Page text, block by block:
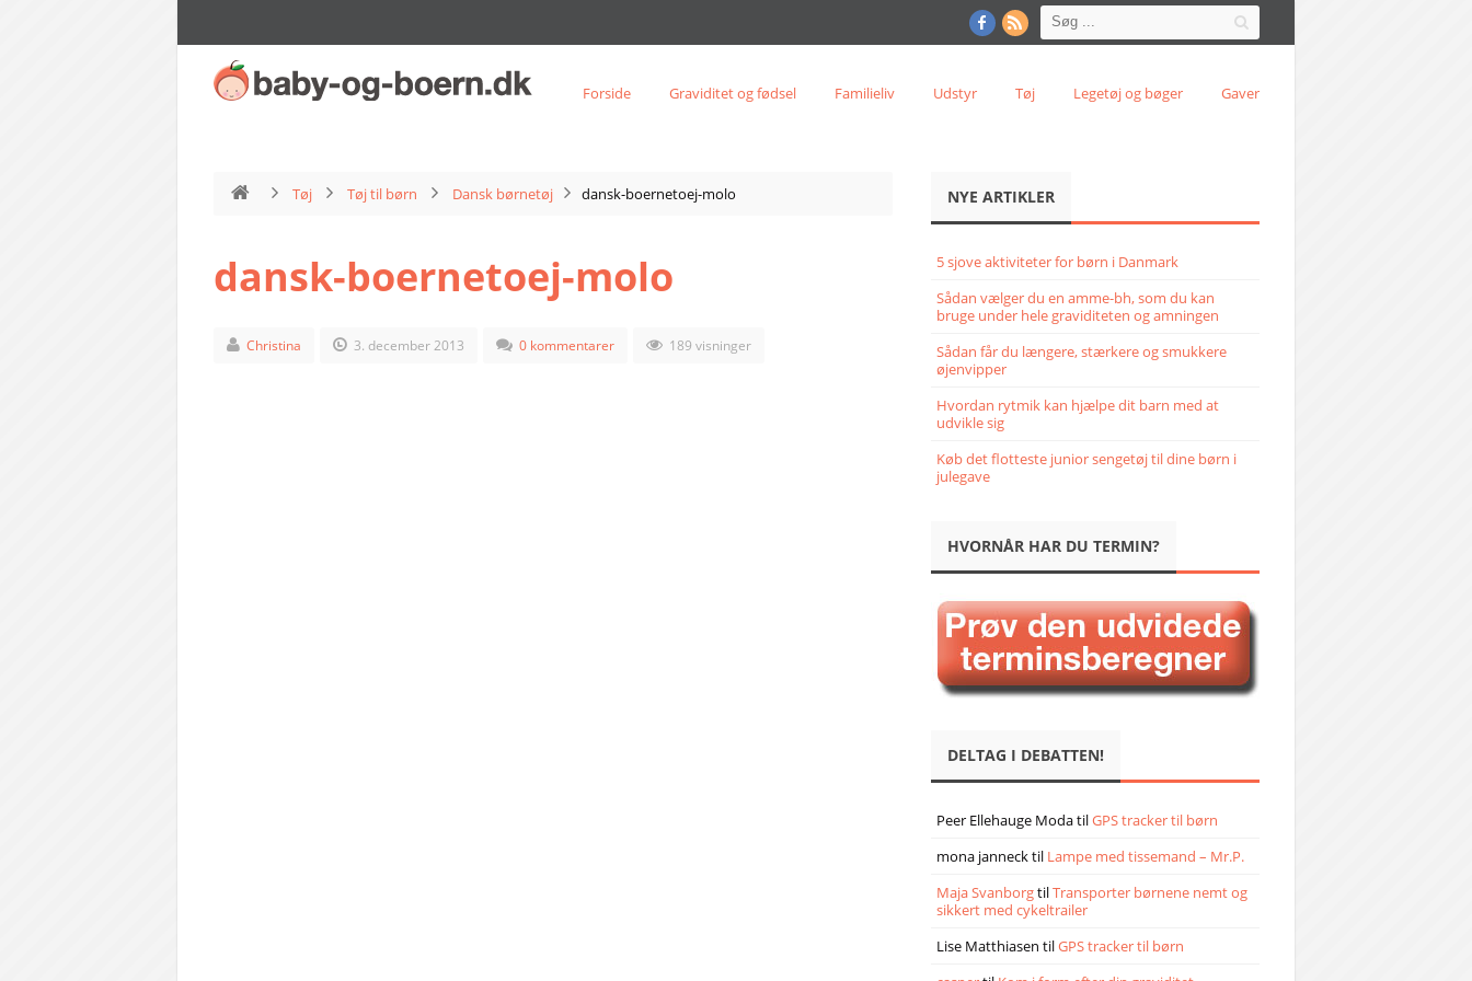
Forside Graviditet og fødsel Familieliv Udstyr Tøj Legetøj og bøger Gaver
Tøj Tøj til børn Dansk børnetøj dansk-boernetoej-molo
dansk-boernetoej-molo
Christina 3. december 2013 0 kommentarer 189 visninger
NYE ARTIKLER
5 sjove aktiviteter for børn i Danmark
Sådan vælger du en amme-bh, som du kan
bruge under hele graviditeten og amningen
Sådan får du længere, stærkere og smukkere
øjenvipper
Hvordan rytmik kan hjælpe dit barn med at
udvikle sig
Køb det flotteste junior sengetøj til dine børn i
julegave
HVORNÅR HAR DU TERMIN?
DELTAG I DEBATTEN!
Peer Ellehauge ModatilGPS tracker til børn
mona jannecktil Lampe med tissemand – Mr.P.
Maja SvanborgtilTransporter børnene nemt og
sikkert med cykeltrailer
Lise Matthiasen tilGPS tracker til børn